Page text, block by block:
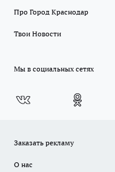
Про Город Краснодар
Твои Новости
Мы в социальных сетях
Заказать рекламу
О нас